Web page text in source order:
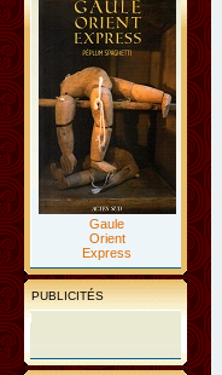
Gaule
Orient
Express
PUBLICITÉS